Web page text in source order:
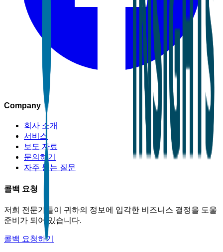
Company
회사 소개
서비스
보도 자료
문의하기
자주 묻는 질문
콜백 요청
저희 전문가들이 귀하의 정보에 입각한 비즈니스 결정을 도울
준비가 되어 있습니다.
콜백 요청하기